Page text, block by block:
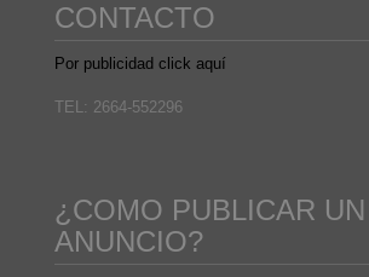
CONTACTO
Por publicidad click aquí
TEL: 2664-552296
¿COMO PUBLICAR UN
ANUNCIO?